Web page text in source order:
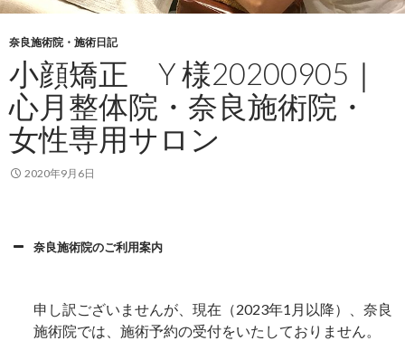
奈良施術院・施術日記
小顔矯正 Y 様20200905｜
心月整体院・奈良施術院・
女性専用サロン
2020年9月6日
奈良施術院のご利用案内
申し訳ございませんが、現在（2023年1月以降）、奈良
施術院では、施術予約の受付をいたしておりません。